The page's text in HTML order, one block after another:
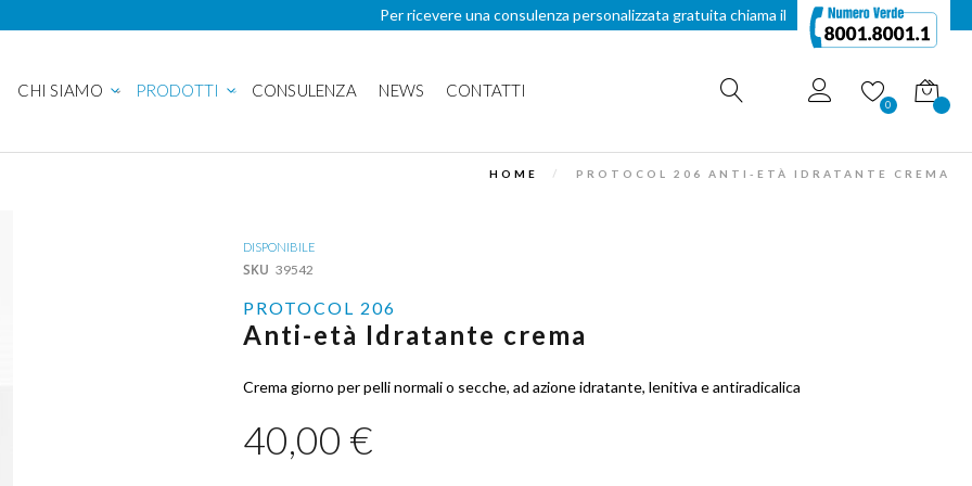
Per ricevere una consulenza personalizzata gratuita chiama il
0 Carrello
CHI SIAMO PRODOTTI CONSULENZA NEWS CONTATTI
HOME PROTOCOL 206 ANTI-ETÀ IDRATANTE CREMA
DISPONIBILE
SKU 39542
PROTOCOL 206
Anti-età Idratante crema
Crema giorno per pelli normali o secche, ad azione idratante, lenitiva e antiradicalica
40,00 €